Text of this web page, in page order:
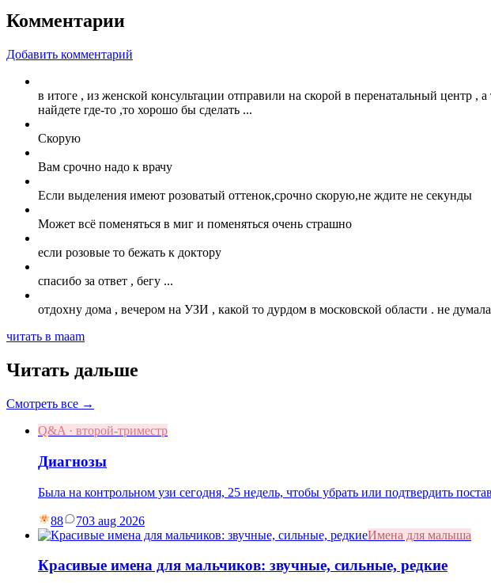
Комментарии
Добавить комментарий
в итоге , из женской консультации отправили на скорой в перенатальный центр
найдете где-то ,то хорошо бы сделать ...
Скорую
Вам срочно надо к врачу
Если выделения имеют розоватый оттенок,срочно скорую,не ждите не секунды
Может всё поменяться в миг и поменяться очень страшно
если розовые то бежать к доктору
спасибо за ответ , бегу ...
отдохну дома , вечером на УЗИ , какой то дурдом в московской области . не
читать в maam
Читать дальше
Смотреть все →
Q&A · второй-триместр
Диагнозы
Была на контрольном узи сегодня, 25 недель, чтобы убрать или подтвердить
88 703 aug 2026
Имена для малыша
Красивые имена для мальчиков: звучные, сильные, редкие